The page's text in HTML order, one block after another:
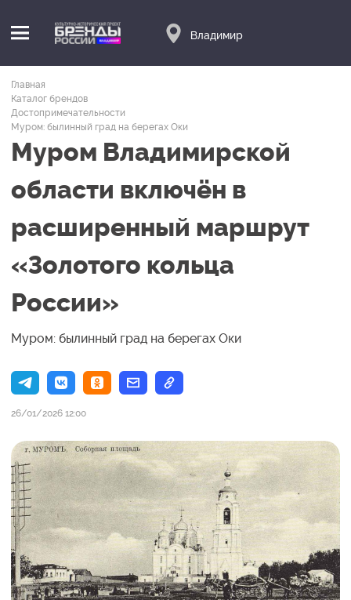
Владимир
Главная
Каталог брендов
Достопримечательности
Муром: былинный град на берегах Оки
Муром Владимирской
области включён в
расширенный маршрут
«Золотого кольца
России»
Муром: былинный град на берегах Оки
26/01/2026 12:00